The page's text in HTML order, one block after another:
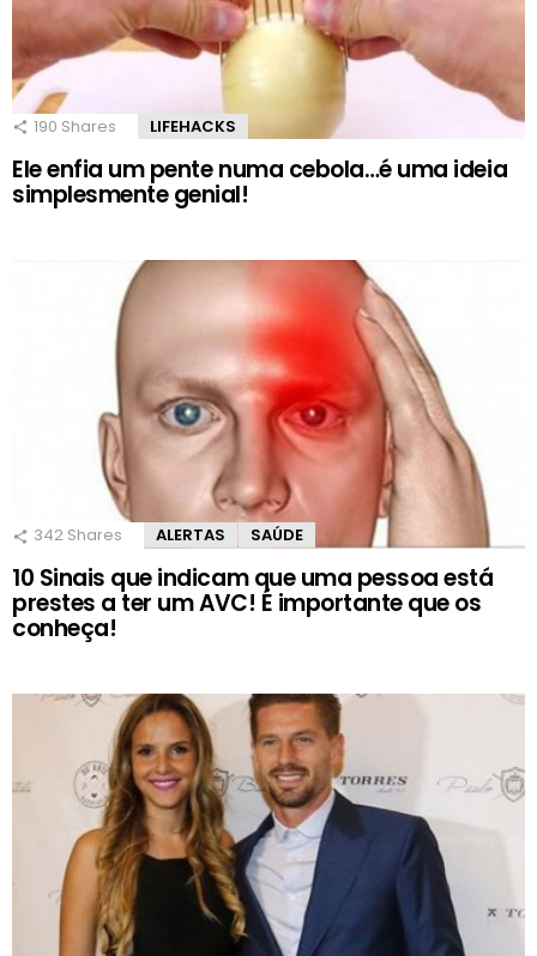
190 Shares LIFEHACKS
Ele enfia um pente numa cebola…é uma ideia
simplesmente genial!
342 Shares ALERTAS SAÚDE
10 Sinais que indicam que uma pessoa está
prestes a ter um AVC! É importante que os
conheça!